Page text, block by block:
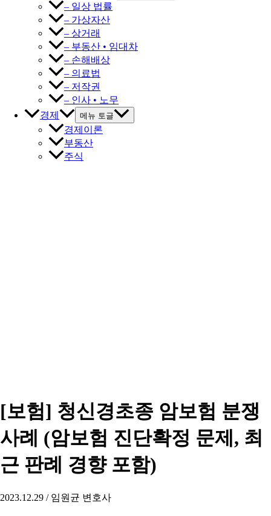
– 일상 법률
– 가상자산
– 상거래
– 부동산 • 임대차
– 손해배상
– 의료법
– 저작권
– 인사 • 노무
경제
메뉴 토글
경제이론
부동산
주식
[보험] 청신경초종 암보험 분쟁
사례 (암보험 진단확정 문제, 최
근 판례 경향 포함)
2023.12.29 / 임원균 변호사